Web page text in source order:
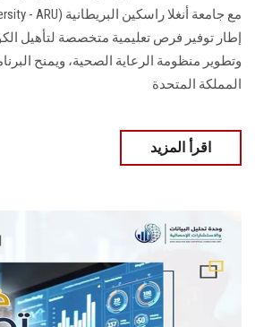
إطار توفير فرص تعليمية متخصصة لتأهيل
وتطوير منظومة الرعاية الصحية، ويمنح
المملكة المتحدة
اقرأ المزيد